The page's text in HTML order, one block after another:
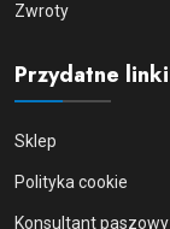
Zwroty
Przydatne linki
Sklep
Polityka cookie
Konsultant paszowy